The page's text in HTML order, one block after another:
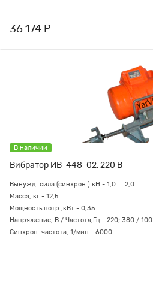
36 174 Р
В наличии
Вибратор ИВ-448-02, 220 В
Вынужд. сила (синхрон.) кН - 1,0.....2,0
Масса, кг - 12,5
Мощность потр.,кВт - 0,35
Напряжение, В / Частота,Гц - 220; 380 / 100
Синхрон. частота, 1/мин - 6000